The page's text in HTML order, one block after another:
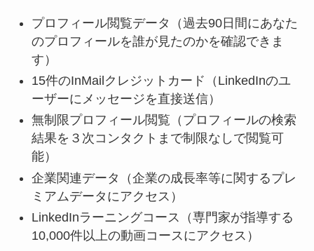
プロフィール閲覧データ（過去90日間にあなた
のプロフィールを誰が見たのかを確認できま
す）
15件のInMailクレジットカード（LinkedInのユ
ーザーにメッセージを直接送信）
無制限プロフィール閲覧（プロフィールの検索
結果を３次コンタクトまで制限なしで閲覧可
能）
企業関連データ（企業の成長率等に関するプレ
ミアムデータにアクセス）
LinkedInラーニングコース（専門家が指導する
10,000件以上の動画コースにアクセス）